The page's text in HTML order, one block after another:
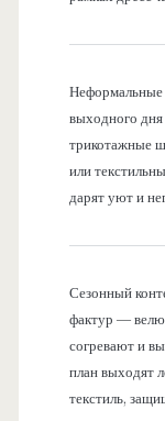
Неформальные
выходного
трикотажные
или
дарят уют и
Сезонный
фактур —
согревают и
план выходят
текстиль,